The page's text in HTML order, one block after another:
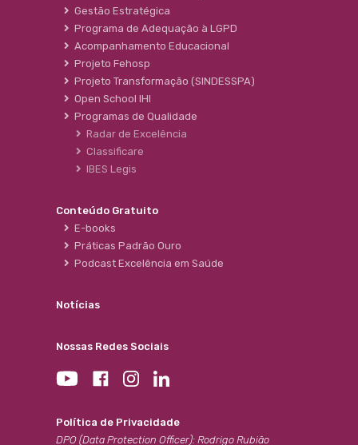
Gestão Estratégica
Programa de Adequação à LGPD
Acompanhamento Educacional
Projeto Fehosp
Projeto Transformação (SINDESSPA)
Open School IHI
Programas de Qualidade
Radar de Excelência
Classificare
IBES Legis
Conteúdo Gratuito
E-books
Práticas Padrão Ouro
Podcast Excelência em Saúde
Notícias
Nossas Redes Sociais
Política de Privacidade
DPO (Data Protection Officer): Rodrigo Rubião